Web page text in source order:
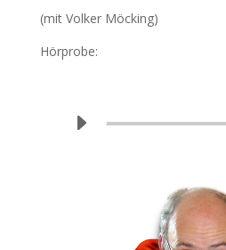
(mit Volker Möcking)
Hörprobe: